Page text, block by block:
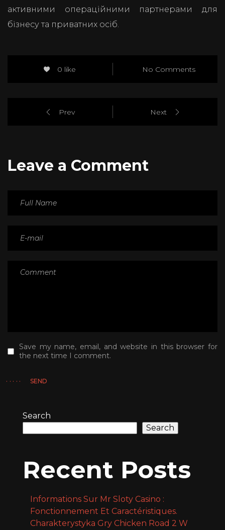
активними операційними партнерами для
бізнесу та приватних осіб.
0 like No Comments
Prev Next
Leave a Comment
Save my name, email, and website in this browser for
the next time I comment.
SEND
Search
Search
Recent Posts
Informations Sur Mr Sloty Casino :
Fonctionnement Et Caractéristiques.
Charakterystyka Gry Chicken Road 2 W